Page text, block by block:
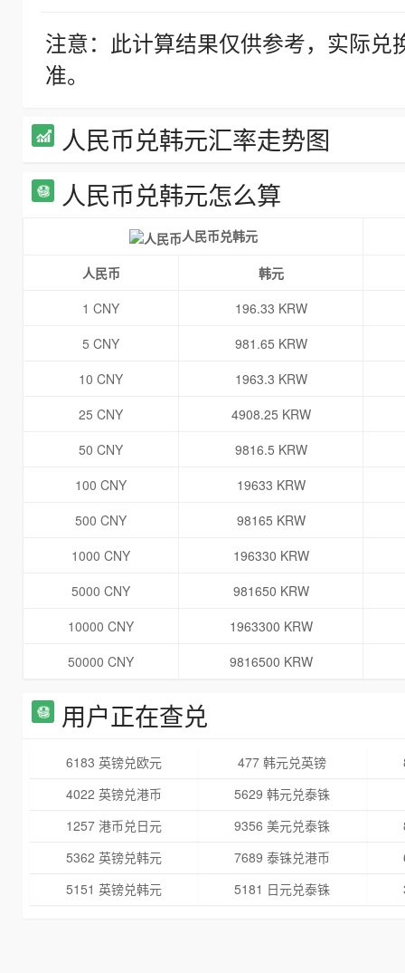
注意：此计算结果仅供参考，实际
准。
人民币兑韩元汇率走势图
人民币兑韩元怎么算
人民币兑韩元
人民币
韩元
1 CNY
196.33 KRW
5 CNY
981.65 KRW
10 CNY
1963.3 KRW
25 CNY
4908.25 KRW
50 CNY
9816.5 KRW
100 CNY
19633 KRW
500 CNY
98165 KRW
1000 CNY
196330 KRW
5000 CNY
981650 KRW
10000 CNY
1963300 KRW
50000 CNY
9816500 KRW
用户正在查兑
6183 英镑兑欧元 477 韩元兑英镑
4022 英镑兑港币
5629 韩元兑泰铢
1257 港币兑日元
9356 美元兑泰铢
5362 英镑兑韩元
7689 泰铢兑港币
5151 英镑兑韩元
5181 日元兑泰铢